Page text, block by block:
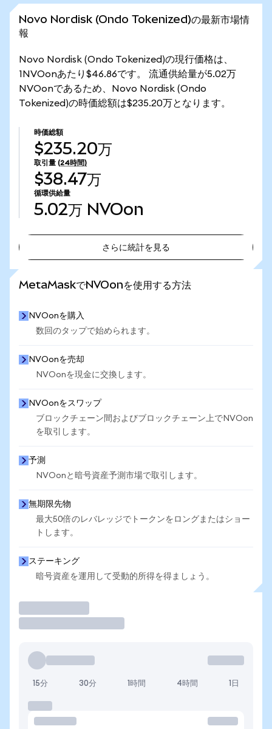
Novo Nordisk (Ondo Tokenized)の最新市場情
報
Novo Nordisk (Ondo Tokenized)の現行価格は、
1NVOonあたり$46.86です。 流通供給量が5.02万
NVOonであるため、Novo Nordisk (Ondo
Tokenized)の時価総額は$235.20万となります。
時価総額
$235.20万
取引量 (24時間)
$38.47万
循環供給量
5.02万 NVOon
さらに統計を見る
MetaMaskでNVOonを使用する方法
NVOonを購入
数回のタップで始められます。
NVOonを売却
NVOonを現金に交換します。
NVOonをスワップ
ブロックチェーン間およびブロックチェーン上でNVOon
を取引します。
予測
NVOonと暗号資産予測市場で取引します。
無期限先物
最大50倍のレバレッジでトークンをロングまたはショー
トします。
ステーキング
暗号資産を運用して受動的所得を得ましょう。
15分 30分 1時間 4時間 1日